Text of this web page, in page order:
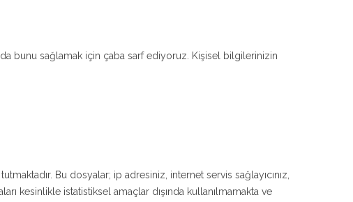
bunu sağlamak için çaba sarf ediyoruz. Kişisel bilgilerinizin
Bu dosyalar; ip adresiniz, internet servis sağlayıcınız,
kesinlikle istatistiksel amaçlar dışında kullanılmamakta ve